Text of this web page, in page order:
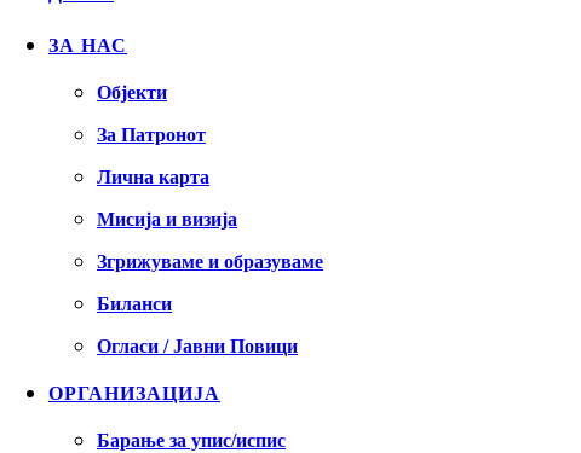
ЗА НАС
Објекти
За Патронот
Лична карта
Мисија и визија
Згрижуваме и образуваме
Биланси
Огласи / Јавни Повици
ОРГАНИЗАЦИЈА
Барање за упис/испис